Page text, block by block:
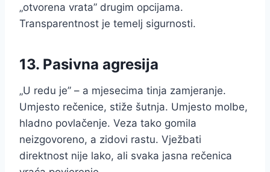
„otvorena vrata” drugim opcijama.
Transparentnost je temelj sigurnosti.
13. Pasivna agresija
„U redu je” – a mjesecima tinja zamjeranje.
Umjesto rečenice, stiže šutnja. Umjesto molbe,
hladno povlačenje. Veza tako gomila
neizgovoreno, a zidovi rastu. Vježbati
direktnost nije lako, ali svaka jasna rečenica